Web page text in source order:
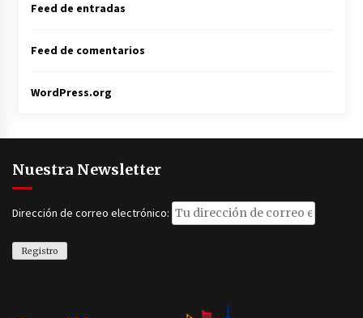
Feed de entradas
Feed de comentarios
WordPress.org
Nuestra Newsletter
Dirección de correo electrónico: